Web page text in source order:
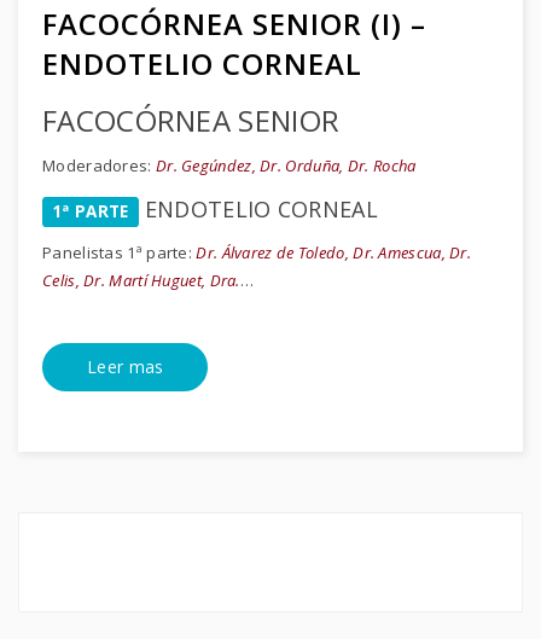
FACOCÓRNEA SENIOR (I) –
ENDOTELIO CORNEAL
FACOCÓRNEA SENIOR
Moderadores: Dr. Gegúndez, Dr. Orduña, Dr. Rocha
1ª PARTE ENDOTELIO CORNEAL
Panelistas 1ª parte:Dr. Álvarez de Toledo, Dr. Amescua, Dr.
Celis, Dr. Martí Huguet, Dra.…
Leer mas